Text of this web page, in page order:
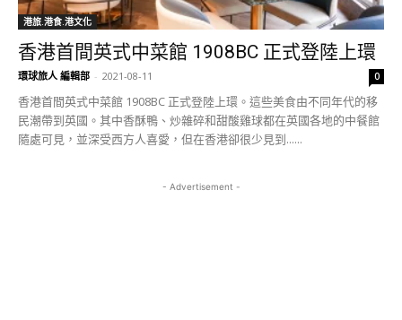
港旅.港食.港文化
香港首間英式中菜館 1908BC 正式登陸上環
環球旅人 編輯部 - 2021-08-11 0
香港首間英式中菜館 1908BC 正式登陸上環。這些美食由不同年代的移
民潮帶到英國。其中香酥鴨、炒雜碎和甜酸雞球都在英國各地的中餐館
隨處可見，並深受西方人喜愛，但在香港卻很少見到......
- Advertisement -